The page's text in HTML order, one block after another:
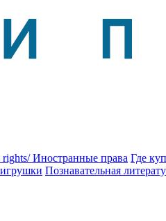
rights/ Иностранные права Где
Познавательная